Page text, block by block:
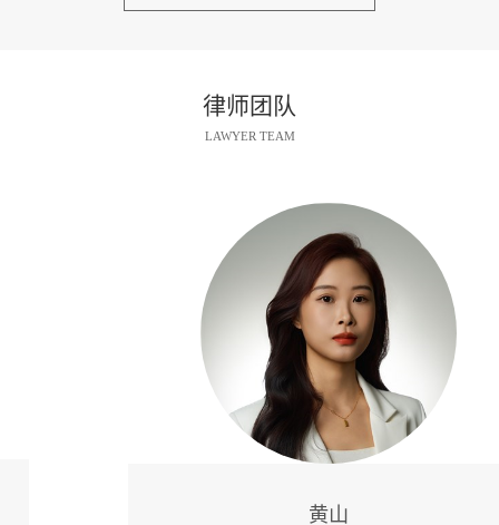
律师团队
LAWYER TEAM